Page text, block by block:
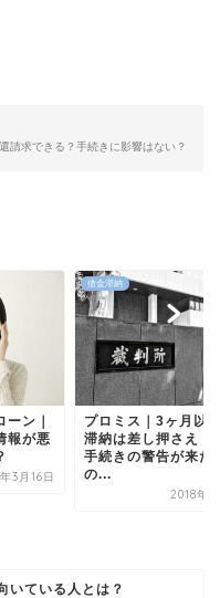
請求できる？手続きに影響はない？
ン｜
報が悪
3月16日
借金滞納
プロミス｜3ヶ月以
滞納は差し押さえ！
手続きの警告が来た
の...
2018年8
いている人とは？